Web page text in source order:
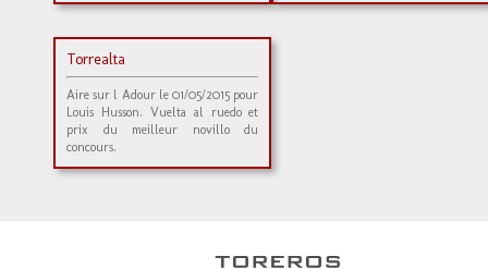
Torrealta
Aire sur l Adour le 01/05/2015 pour
Louis Husson. Vuelta al ruedo et
prix du meilleur novillo du
concours.